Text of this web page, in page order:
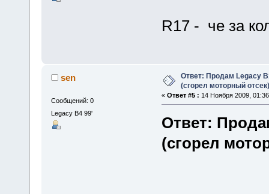
R17 - че за
sen
Сообщений: 0
Legacy B4 99'
Ответ: Продам Legacy
(сгорел моторный отсек)
« Ответ #5 : 14 Ноября 2009,
Ответ:
(сгорел